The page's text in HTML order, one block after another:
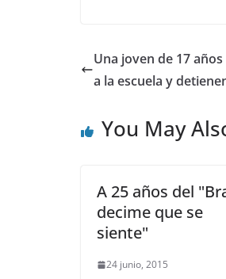
Una joven de 17
a la escuela y
You May
A 25 años del
decime que se
siente"
24 junio, 2015